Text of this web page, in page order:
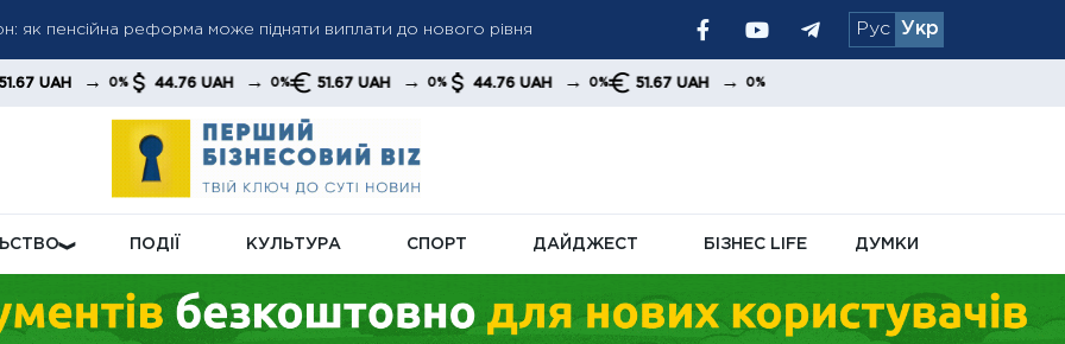
кого перевірятимуть у першу чергу Рус Укр
→ 0% 44.76 UAH → 0% 51.67 UAH → 0% 44.76 UAH → 0% 51.67 UAH → 0%
ПОДІЇ КУЛЬТУРА СПОРТ ДАЙДЖЕСТ БІЗНЕС LIFE ДУМКИ